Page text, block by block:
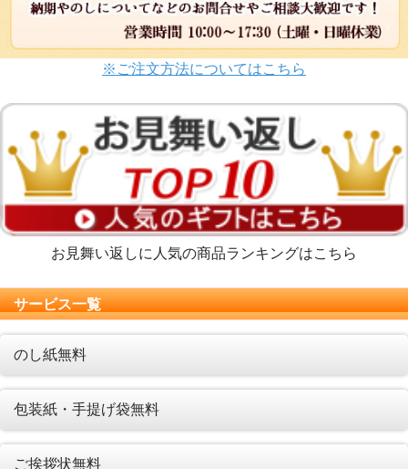
※ご注文方法についてはこちら
お見舞い返しに人気の商品ランキングはこちら
サービス一覧
のし紙無料
包装紙・手提げ袋無料
ご挨拶状無料